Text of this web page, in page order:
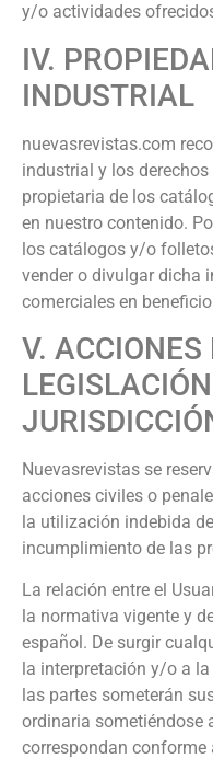
y/o actividades
IV.
INDUSTRIAL
nuevasrevistas.com
industrial y los
propietaria de los
en nuestro contenido.
los catálogos y/o
vender o divulgar dicha
comerciales en
V. ACCIONES
Nuevasrevistas se
acciones civiles o
la utilización indebida
incumplimiento de las
La relación entre el
la normativa vigente y
español. De surgir
la interpretación y/o a
las partes someterán
ordinaria sometiéndose
correspondan conforme